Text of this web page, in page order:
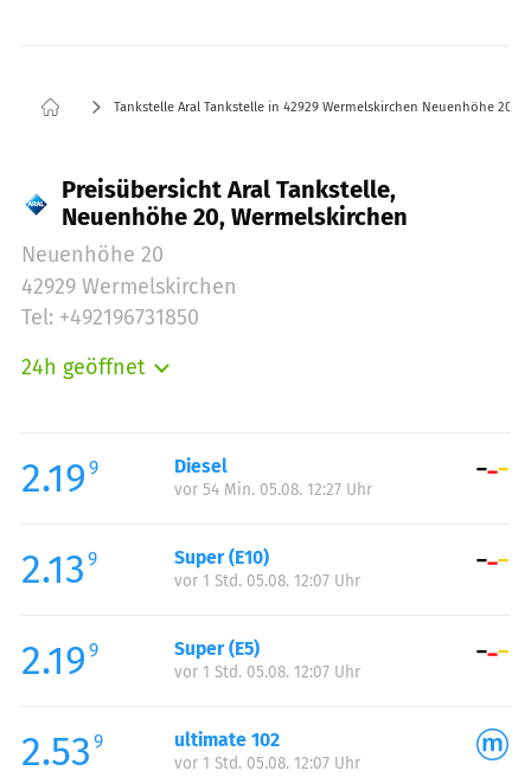
Tankstelle Aral Tankstelle in 42929 Wermelskirchen Neuenhöhe 20
Preisübersicht Aral Tankstelle,
Neuenhöhe 20, Wermelskirchen
Neuenhöhe 20
42929 Wermelskirchen
Tel: +492196731850
24h geöffnet
Mittwoch:
00:00-24:00
Donnerstag:
Samstag:
00:00-24:00
Sonntag:
2.19 9 Diesel
vor 54 Min. 05.08. 12:27 Uhr
2.13 9 Super (E10)
vor 1 Std. 05.08. 12:07 Uhr
2.19 9 Super (E5)
vor 1 Std. 05.08. 12:07 Uhr
2.53 9 ultimate 102
vor 1 Std. 05.08. 12:07 Uhr